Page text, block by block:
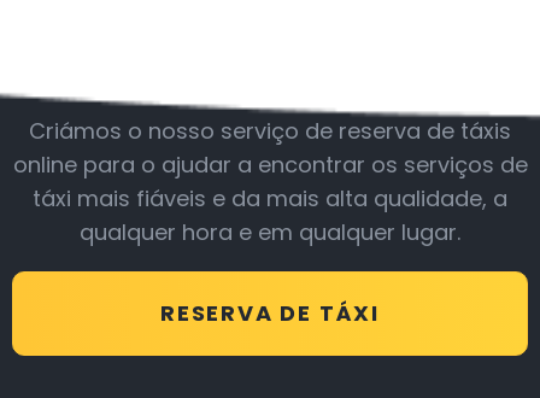
Criámos o nosso serviço de reserva de táxis
online para o ajudar a encontrar os serviços de
táxi mais fiáveis e da mais alta qualidade, a
qualquer hora e em qualquer lugar.
RESERVA DE TÁXI